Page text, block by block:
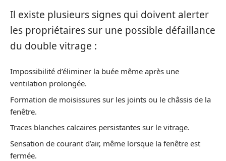
Il existe plusieurs signes qui doivent alerter
les propriétaires sur une possible défaillance
du double vitrage :
Impossibilité d’éliminer la buée même après une
ventilation prolongée.
Formation de moisissures sur les joints ou le châssis de la
fenêtre.
Traces blanches calcaires persistantes sur le vitrage.
Sensation de courant d’air, même lorsque la fenêtre est
fermée.